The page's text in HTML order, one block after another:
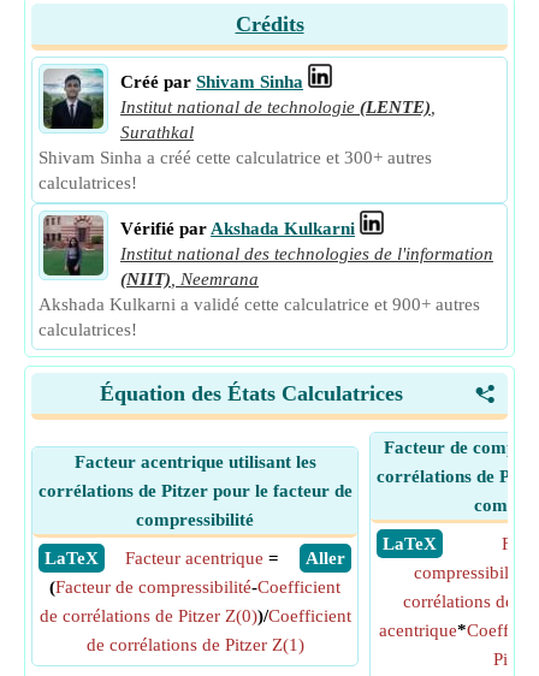
Crédits
Créé par Shivam Sinha
Institut national de technologie (LENTE)
Surathkal
Shivam Sinha a créé cette calculatrice et 300+ autres
calculatrices!
Vérifié par Akshada Kulkarni
Institut national des technologies de l'information
(NIIT)
Neemrana
Akshada Kulkarni a validé cette calculatrice et 900+ autres
calculatrices!
<
Équation des États Calculatrices
Facteur acentrique utilisant les
corrélations de Pitzer pour le facteur de
compressibilité
​ LaTeX
​ Aller
Facteur acentrique =
(Facteur de compressibilité-Coefficient
de corrélations de Pitzer Z(0))/Coefficient
de corrélations de Pitzer Z(1)
Facteur de
corrélations de
​ LaTeX
compressibilité
corrélations de
acentrique*